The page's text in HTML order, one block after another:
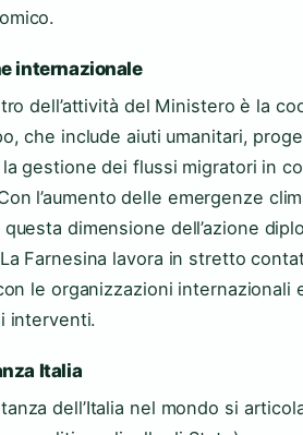
internazionale
dell’attività del Ministero è la
che include aiuti umanitari,
gestione dei flussi migratori in
l’aumento delle emergenze
dimensione dell’azione
Farnesina lavora in stretto
le organizzazioni internazionali
interventi.
Italia
dell’Italia nel mondo si